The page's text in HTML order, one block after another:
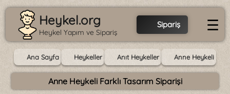
Heykel.org
Heykel Yapım ve Sipariş
Sipariş ☰
Ana Sayfa Heykeller Anıt Heykeller Anne Heykeli
Anne Heykeli Farklı Tasarım Siparişi